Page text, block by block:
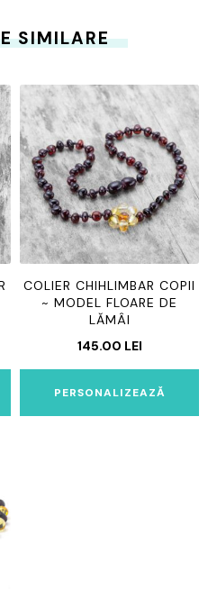
SIMILARE
COLIER CHIHLIMBAR COPII
~ MODEL FLOARE DE
LĂMÂI
145.00 LEI
PERSONALIZEAZĂ